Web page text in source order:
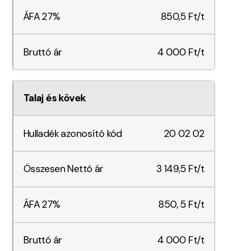
850,5 Ft/t
4 000 Ft/t
Talaj és kövek
20 02 02
3 149,5 Ft/t
850, 5 Ft/t
4 000 Ft/t